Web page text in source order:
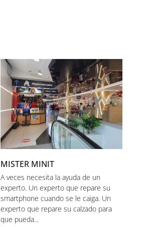
MISTER MINIT
A veces necesita la ayuda de un
experto. Un experto que repare su
smartphone cuando se le caiga. Un
experto que repare su calzado para
que pueda...